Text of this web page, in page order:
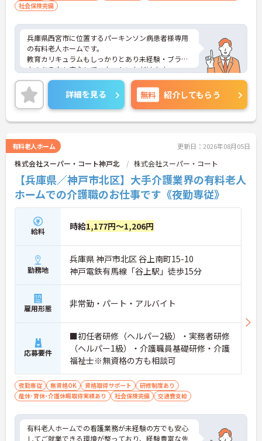
社会保険完備
兵庫県西宮市に位置するパーキンソン病患者様専用
の有料老人ホームです。
教育カリキュラムもしっかりとあり未経験・ブラン
クのある方も安心してスタートいただけます。
福利厚生充実！残業少なめ◎
ご興味ある方には、面接対策ポイントなど、さらに
詳細をお話しいたしますのでお気軽にご相談くださ
い！
詳細を見る 無料 紹介してもらう
有料老人ホーム 更新日：2026年08月05日
株式会社スーパー・コート神戸北 株式会社スーパー・コート
【兵庫県／神戸市北区】大手介護業界の有料老人
ホームでの介護職のお仕事です《夜勤専従》
給料 時給1,177円～1,206円
勤務地
兵庫県 神戸市北区 谷上南町15-10
神戸電鉄有馬線「谷上駅」徒歩15分
雇用形態 非常勤・パート・アルバイト
応募要件
■初任者研修（ヘルパー2級）・実務者研修
（ヘルパー1級）・介護職員基礎研修・介護
福祉士※無資格の方も相談可
夜勤専従 無資格OK 資格取得サポート
研修制度あり
産休･育休･介護休暇取得実績あり
社会保険完備 交通費支給
有料老人ホームでの看護業務が未経験の方でも安心
してご就業できる環境が整っており、経験豊富な先